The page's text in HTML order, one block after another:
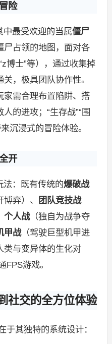
险
中最受欢迎的当属僵尸
尸占领的地图，面对各
博士”等），通过收集掉
，极具团队协作性。
需合理布置陷阱、搭
的进攻；“生存战”“围
沉浸式的冒险体验。
开
法：既有传统的爆破战
弈）、
团队竞技战
个人战（独自为战争夺
甲战（驾驶巨型机甲进
类与变异体的生化对
游戏。
社交的全方位体验
于其独特的系统设计：